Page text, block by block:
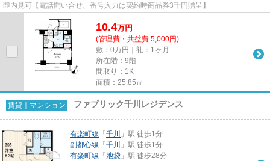
即内見可【電話問い合せ、番号入力は契約時商品券3千円贈呈】
10.4万円
(管理費・共益費 5,000円)
敷：0万円｜礼：1ヶ月
所在階：9階
間取り：1K
面積：25.85㎡
賃貸｜マンション ファブリック千川レジデンス
有楽町線 「 千川
」駅 徒歩1分
副都心線 「 千川
」駅 徒歩1分
有楽町線 「 池袋 」駅 徒歩28分